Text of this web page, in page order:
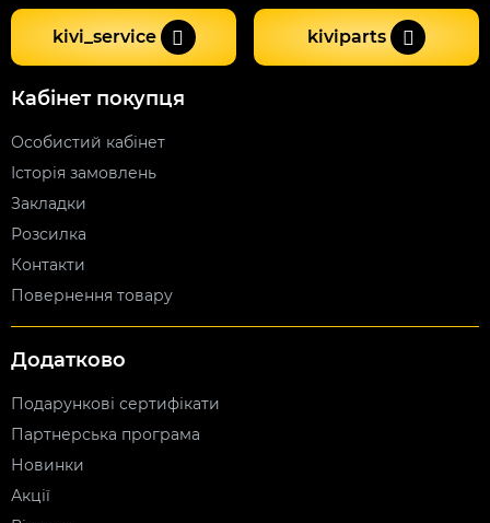
kivi_service kiviparts
Кабінет покупця
Особистий кабінет
Історія замовлень
Закладки
Розсилка
Контакти
Повернення товару
Додатково
Подарункові сертифікати
Партнерська програма
Новинки
Акції